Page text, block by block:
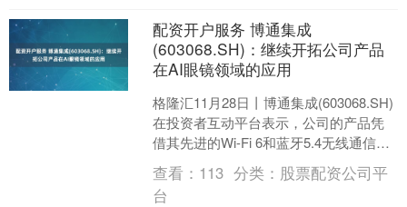
配资开户服务 博通集成
(603068.SH)：继续开拓公司产品
在AI眼镜领域的应用
格隆汇11月28日丨博通集成(603068.SH)
在投资者互动平台表示，公司的产品凭
借其先进的Wi-Fi 6和蓝牙5.4无线通信技
术、超低功耗设计、内置硬件编解....
查看： 113 分类： 股票配资公司平
台